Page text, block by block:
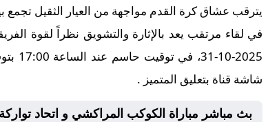
يترقب عشاق كرة القدم مواجهة من العيار الثقيل
في لقاء مرتقب يعد بالإثارة والتشويق نظراً لقوة
شاشة قناة بتعليق المتميز .
بث مباشر مباراة الكوكب المراكشي و اتحاد تواركة